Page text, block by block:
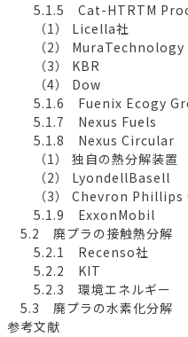
5.1.5 Cat-HTRTM
（1） Licella社
（2） MuraTechnology
（3） KBR
（4） Dow
5.1.6 Fuenix Ecogy
5.1.7 Nexus Fuels
5.1.8 Nexus Circular
（1） 独自の熱分解装置
（2） LyondellBasell
（3） Chevron Phillips
5.1.9 ExxonMobil
5.2 廃プラの接触熱分解
5.2.1 Recenso社
5.2.2 KIT
5.2.3 環境エネルギー
5.3 廃プラの水素化分解
参考文献